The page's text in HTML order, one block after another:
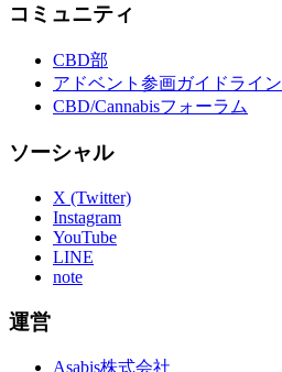
コミュニティ
CBD部
アドベント参画ガイドライン
CBD/Cannabisフォーラム
ソーシャル
X (Twitter)
Instagram
YouTube
LINE
note
運営
Asabis株式会社